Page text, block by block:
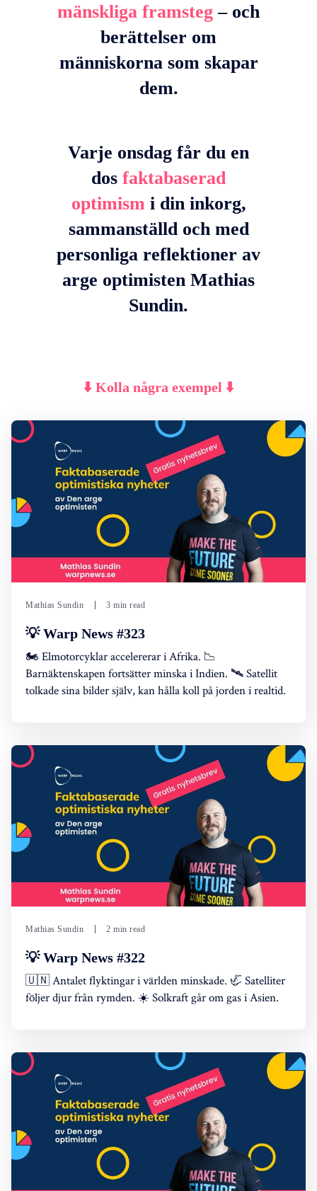
mänskliga framsteg – och
berättelser om
människorna som skapar
dem.
Varje onsdag får du en
dos faktabaserad
optimismi din inkorg,
sammanställd och med
personliga reflektioner av
arge optimisten Mathias
Sundin.
⬇️ Kolla några exempel ⬇️
Mathias Sundin 3 min read
💡 Warp News #323
🏍️ Elmotorcyklar accelererar i Afrika. 📉
Barnäktenskapen fortsätter minska i Indien. 🛰️ Satellit
tolkade sina bilder själv, kan hålla koll på jorden i realtid.
Mathias Sundin 2 min read
💡 Warp News #322
🇺🇳 Antalet flyktingar i världen minskade. 🦏 Satelliter
följer djur från rymden. ☀️ Solkraft går om gas i Asien.